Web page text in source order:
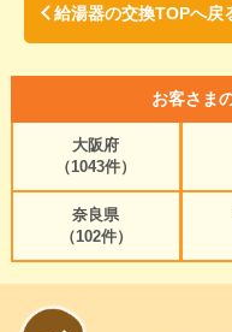
給湯器の交換TOPへ戻
お客さま
大阪府
（1043件）
奈良県
（102件）